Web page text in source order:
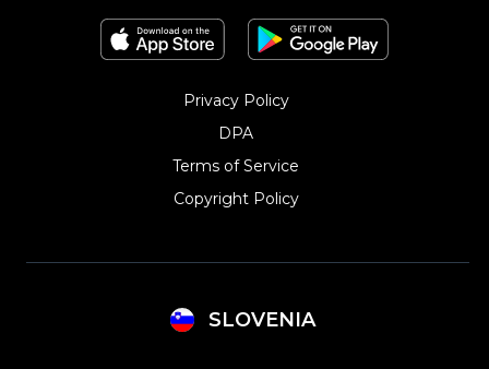
Privacy Policy
DPA
Terms of Service
Copyright Policy‎
SLOVENIA